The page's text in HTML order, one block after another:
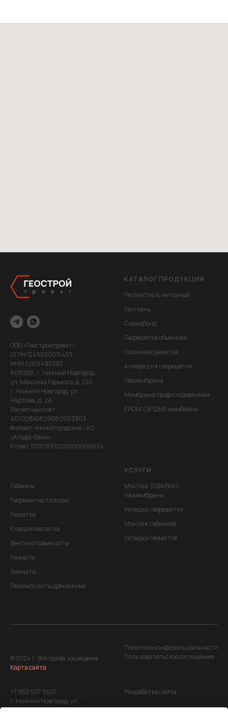
ООО «Геостройпроект»
ОГРН 1245200015455
ИНН 5260495393
603006, г. Нижний Новгород,
ул. Максима Горького, д. 220
г. Нижний Новгород, ул.
Нартова,,д. 2А
Расчетный счет
40702810829080003303
Филиал «Нижегородский» АО
«Альфа-банк»
К/счет 30101810200000000824
КАТАЛОГ ПРОДУКЦИИ
Геотекстиль нетканый
Геоткань
Спандбонд
Георешетка объёмная
Газонная решетка
Анкера для георешетки
Геомембрана
Мембрана профилированная
EPDM (ЭПДМ) мембрана
Габионы
Георешетка плоская
Геосетка
Кладочная сетка
Бентонитовые маты
Геоматы
Биоматы
Геокомпозиты дренажные
УСЛУГИ
Монтаж (СВАРКА)
геомембраны
Укладка георешетки
Монтаж габионов
Укладка геоматов
© 2024 г. Все права защищены
Карта сайта
Политика конфиденциальности
Пользовательское соглашение
+7 962 507 5607
г. Нижний Новгород, ул.
Максима Горького, д. 220
Разработка сайта